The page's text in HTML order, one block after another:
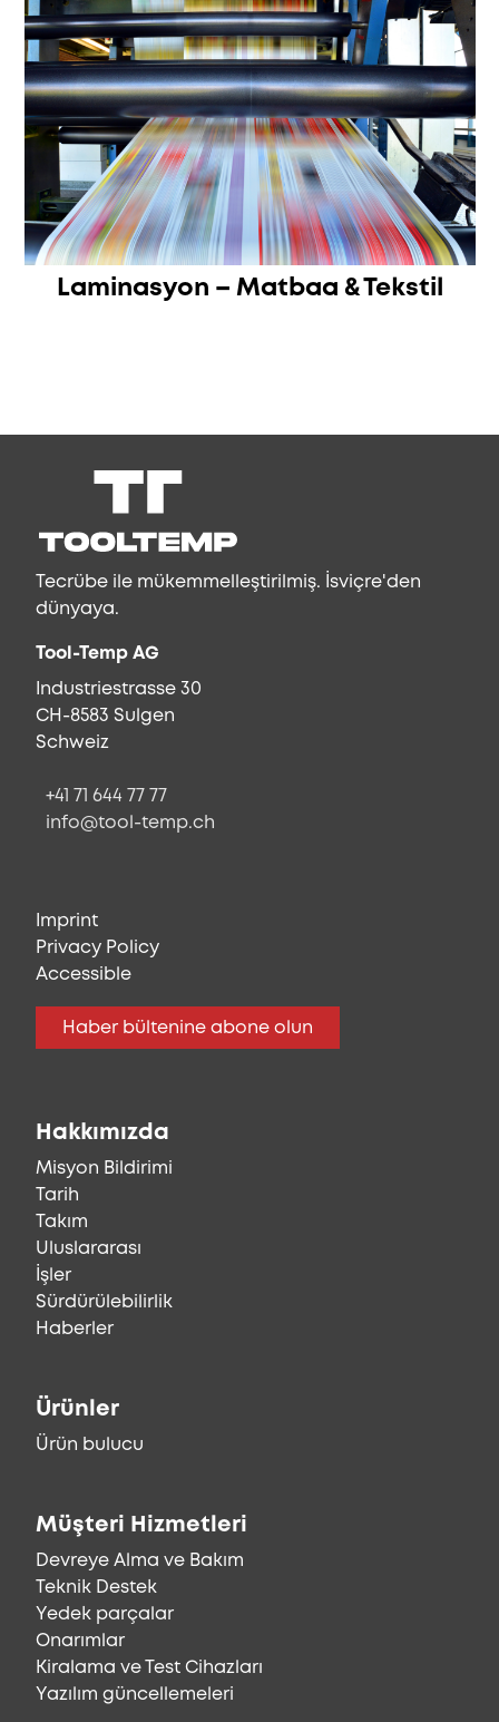
Laminasyon – Matbaa & Tekstil
Tecrübe ile mükemmelleştirilmiş. İsviçre'den
dünyaya.
Tool-Temp AG
Industriestrasse 30
CH-8583 Sulgen
Schweiz
+41 71 644 77 77
info@tool-temp.ch
Imprint
Privacy Policy
Accessible
Haber bültenine abone olun
Hakkımızda
Misyon Bildirimi
Tarih
Takım
Uluslararası
İşler
Sürdürülebilirlik
Haberler
Ürünler
Ürün bulucu
Müşteri Hizmetleri
Devreye Alma ve Bakım
Teknik Destek
Yedek parçalar
Onarımlar
Kiralama ve Test Cihazları
Yazılım güncellemeleri